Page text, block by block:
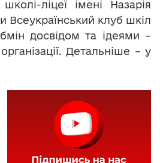
ліцеї імені Назарія
Всеукраїнський клуб шкіл
досвідом та ідеями –
Детальніше – у